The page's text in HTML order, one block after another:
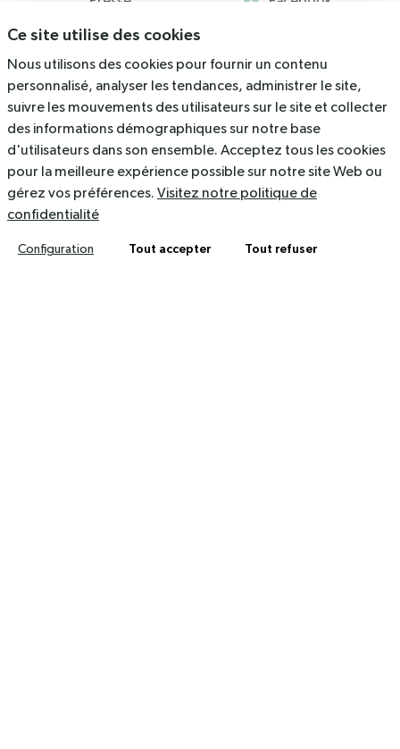
Blog
Ressources
536 Rue du Rajol, 34130 Mauguio
contact@arkolia.com
Mentions légales
Ce site utilise des cookies
Nous utilisons des cookies pour fournir un contenu
personnalisé, analyser les tendances, administrer le site,
suivre les mouvements des utilisateurs sur le site et collecter
des informations démographiques sur notre base
d'utilisateurs dans son ensemble. Acceptez tous les cookies
pour la meilleure expérience possible sur notre site Web ou
gérez vos préférences. Visitez notre politique de
confidentialité
Configuration Tout accepter Tout refuser